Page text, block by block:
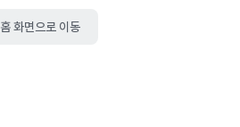
홈 화면으로 이동